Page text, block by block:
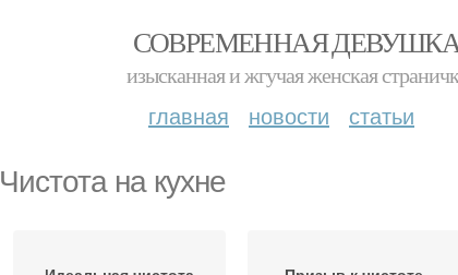
СОВРЕМЕННАЯ
изысканная и жгучая женская
главная новости статьи
Чистота на кухне